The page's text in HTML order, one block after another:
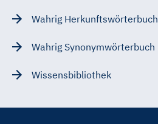
Wahrig Herkunftswörterbuch
Wahrig Synonymwörterbuch
Wissensbibliothek